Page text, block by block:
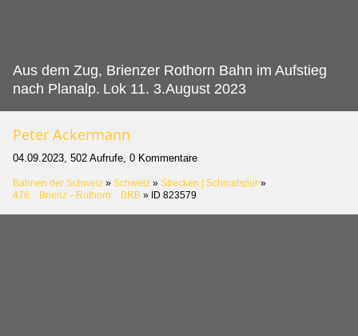
Aus dem Zug, Brienzer Rothorn Bahn im Aufstieg
nach Planalp. Lok 11. 3.August 2023
Peter Ackermann
04.09.2023, 502 Aufrufe, 0 Kommentare
Bahnen der Schweiz » Schweiz » Strecken | Schmalspur »
476 Brienz – Rothorn BRB » ID 823579